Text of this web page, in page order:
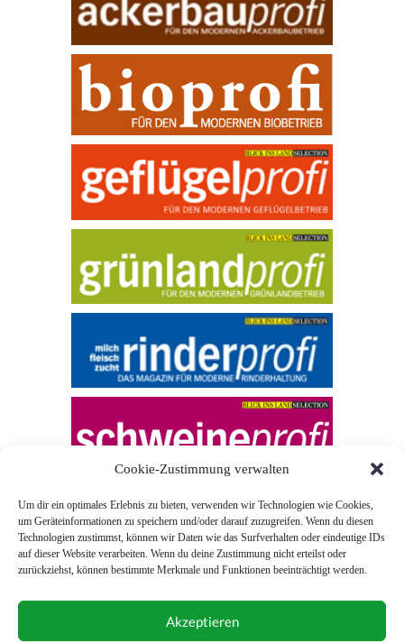
Cookie-Zustimmung verwalten
Um dir ein optimales Erlebnis zu bieten, verwenden wir Technologien wie Cookies,
um Geräteinformationen zu speichern und/oder darauf zuzugreifen. Wenn du diesen
Technologien zustimmst, können wir Daten wie das Surfverhalten oder eindeutige IDs
auf dieser Website verarbeiten. Wenn du deine Zustimmung nicht erteilst oder
zurückziehst, können bestimmte Merkmale und Funktionen beeinträchtigt werden.
Akzeptieren
© 2026 Blick ins Land
Unterstützt durch